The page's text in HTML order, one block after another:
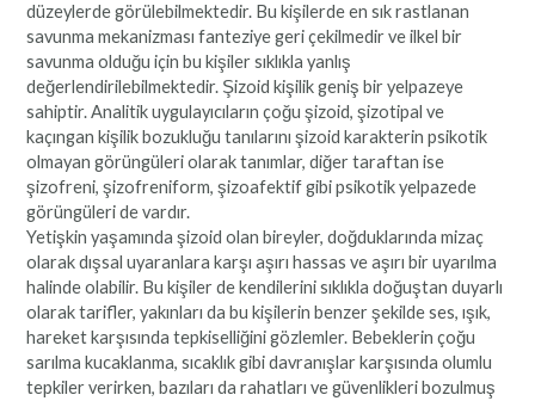
düzeylerde görülebilmektedir. Bu kişilerde en sık rastlanan
savunma mekanizması fanteziye geri çekilmedir ve ilkel bir
savunma olduğu için bu kişiler sıklıkla yanlış
değerlendirilebilmektedir. Şizoid kişilik geniş bir yelpazeye
sahiptir. Analitik uygulayıcıların çoğu şizoid, şizotipal ve
kaçıngan kişilik bozukluğu tanılarını şizoid karakterin psikotik
olmayan görüngüleri olarak tanımlar, diğer taraftan ise
şizofreni, şizofreniform, şizoafektif gibi psikotik yelpazede
görüngüleri de vardır.
Yetişkin yaşamında şizoid olan bireyler, doğduklarında mizaç
olarak dışsal uyaranlara karşı aşırı hassas ve aşırı bir uyarılma
halinde olabilir. Bu kişiler de kendilerini sıklıkla doğuştan duyarlı
olarak tarifler, yakınları da bu kişilerin benzer şekilde ses, ışık,
hareket karşısında tepkiselliğini gözlemler. Bebeklerin çoğu
sarılma kucaklanma, sıcaklık gibi davranışlar karşısında olumlu
tepkiler verirken, bazıları da rahatları ve güvenlikleri bozulmuş